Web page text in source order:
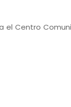
el Centro